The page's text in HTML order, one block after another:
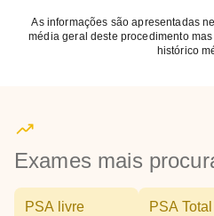
As informações são apresentadas
média geral deste procedimento
histórico
Exames mais
PSA livre
PSA